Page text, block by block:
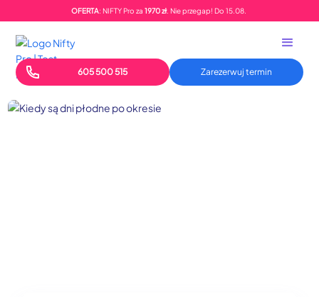
OFERTA: NIFTY Pro za 1970 zł. Nie przegap! Do 15.08.
605 500 515 Zarezerwuj termin